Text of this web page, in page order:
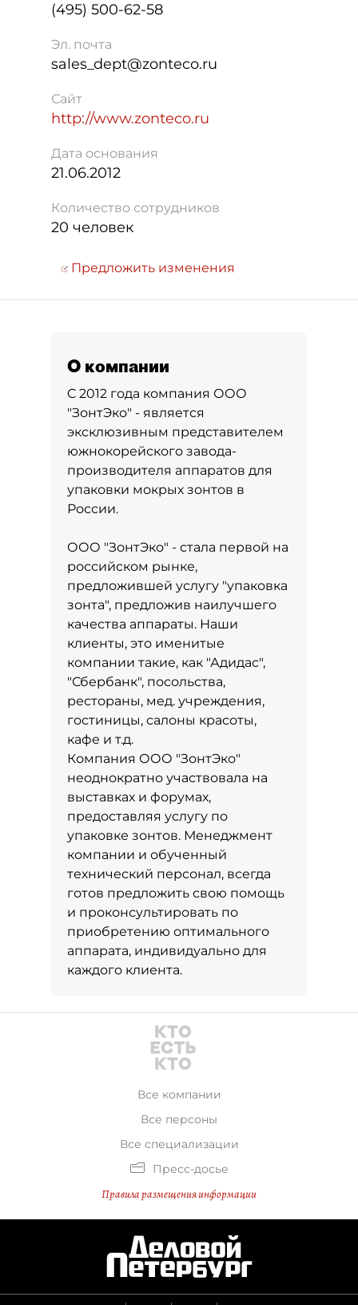
(495) 500-62-58
Эл. почта
sales_dept@zonteco.ru
Сайт
http://www.zonteco.ru
Дата основания
21.06.2012
Количество сотрудников
20 человек
Предложить изменения
О компании
C 2012 года компания ООО
"ЗонтЭко" - является
эксклюзивным представителем
южнокорейского завода-
производителя аппаратов для
упаковки мокрых зонтов в
России.
ООО "ЗонтЭко" - стала первой на
российском рынке,
предложившей услугу "упаковка
зонта", предложив наилучшего
качества аппараты. Наши
клиенты, это именитые
компании такие, как "Адидас",
"Сбербанк", посольства,
рестораны, мед. учреждения,
гостиницы, салоны красоты,
кафе и т.д.
Компания ООО "ЗонтЭко"
неоднократно участвовала на
выставках и форумах,
предоставляя услугу по
упаковке зонтов. Менеджмент
компании и обученный
технический персонал, всегда
готов предложить свою помощь
и проконсультировать по
приобретению оптимального
аппарата, индивидуально для
каждого клиента.
Все компании
Все персоны
Все специализации
Пресс-досье
Правила размещения информации